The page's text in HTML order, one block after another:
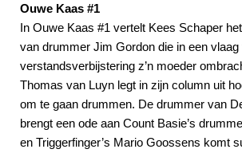
Ouwe Kaas #1
In Ouwe Kaas #1 vertelt Kees Schaper
van drummer Jim Gordon die in een vlaag
verstandsverbijstering z’n moeder
Thomas van Luyn legt in zijn column uit
om te gaan drummen. De drummer van
brengt een ode aan Count Basie’s
en Triggerfinger’s Mario Goossens komt